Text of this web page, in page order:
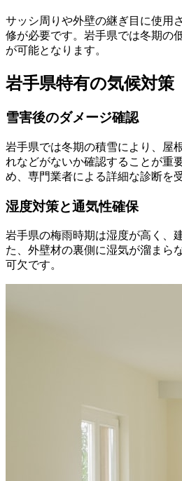
サッシ周りや外壁の継ぎ目に使用
修が必要です。岩手県では冬期の
が可能となります。
岩手県特有の気候対策
雪害後のダメージ確認
岩手県では冬期の積雪により、屋
れなどがないか確認することが重
め、専門業者による詳細な診断を
湿度対策と通気性確保
岩手県の梅雨時期は湿度が高く、
た、外壁材の裏側に湿気が溜まら
可欠です。